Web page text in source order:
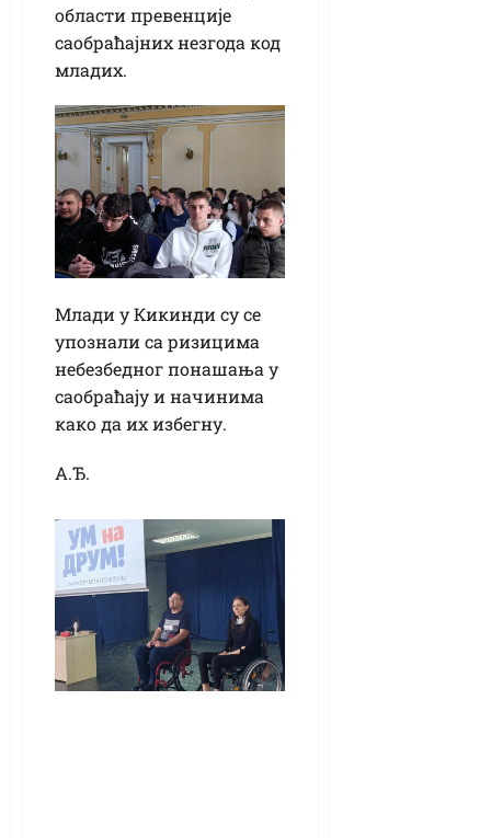
области превенције
саобраћајних незгода код
младих.
Млади у Кикинди су се
упознали са ризицима
небезбедног понашања у
саобраћају и начинима
како да их избегну.
А.Ђ.